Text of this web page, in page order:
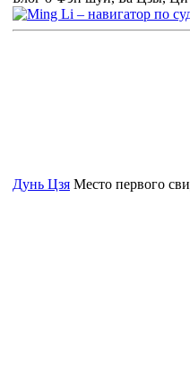
Дунь Цзя Место первого